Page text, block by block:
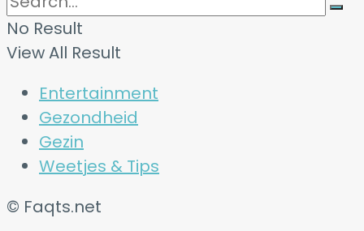
No Result
View All Result
Entertainment
Gezondheid
Gezin
Weetjes & Tips
© Faqts.net